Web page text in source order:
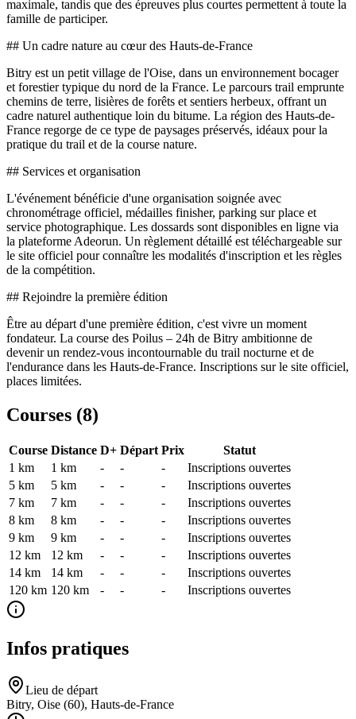
maximale, tandis que des épreuves plus courtes permettent à toute la
famille de participer.
## Un cadre nature au cœur des Hauts-de-France
Bitry est un petit village de l'Oise, dans un environnement bocager
et forestier typique du nord de la France. Le parcours trail emprunte
chemins de terre, lisières de forêts et sentiers herbeux, offrant un
cadre naturel authentique loin du bitume. La région des Hauts-de-
France regorge de ce type de paysages préservés, idéaux pour la
pratique du trail et de la course nature.
## Services et organisation
L'événement bénéficie d'une organisation soignée avec
chronométrage officiel, médailles finisher, parking sur place et
service photographique. Les dossards sont disponibles en ligne via
la plateforme Adeorun. Un règlement détaillé est téléchargeable sur
le site officiel pour connaître les modalités d'inscription et les règles
de la compétition.
## Rejoindre la première édition
Être au départ d'une première édition, c'est vivre un moment
fondateur. La course des Poilus – 24h de Bitry ambitionne de
devenir un rendez-vous incontournable du trail nocturne et de
l'endurance dans les Hauts-de-France. Inscriptions sur le site officiel,
places limitées.
Courses (8)
Course Distance D+ Départ Prix
Statut
1 km
1 km - - -
Inscriptions ouvertes
5 km
5 km - - -
Inscriptions ouvertes
7 km
7 km - - -
Inscriptions ouvertes
8 km
8 km - - -
Inscriptions ouvertes
9 km
9 km - - -
Inscriptions ouvertes
12 km
12 km - - -
Inscriptions ouvertes
14 km
14 km - - -
Inscriptions ouvertes
120 km 120 km - - - Inscriptions ouvertes
Infos pratiques
Lieu de départ
Bitry, Oise (60), Hauts-de-France